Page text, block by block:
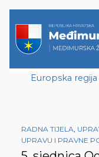
Europska
RADNA TIJELA,
UPRAVU I PRAVNE